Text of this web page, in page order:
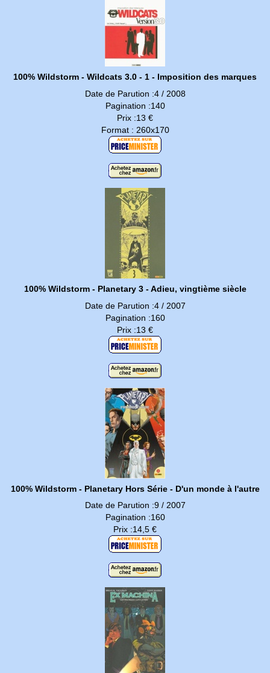
100% Wildstorm - Wildcats 3.0 - 1 - Imposition des marques
Date de Parution :4 / 2008
Pagination :140
Prix :13 €
Format : 260x170
100% Wildstorm - Planetary 3 - Adieu, vingtième siècle
Date de Parution :4 / 2007
Pagination :160
Prix :13 €
100% Wildstorm - Planetary Hors Série - D'un monde à l'autre
Date de Parution :9 / 2007
Pagination :160
Prix :14,5 €